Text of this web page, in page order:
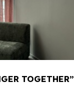
TOGETHER”